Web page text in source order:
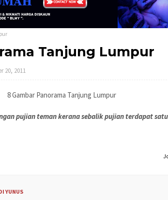
Tanjung Lumpur
20, 2011
8 Gambar Panorama Tanjung Lumpur
pujian teman kerana sebalik pujian terdapat
YUNUS